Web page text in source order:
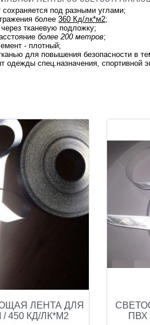
под разными углами;
более360 Кд/лк*м2;
тканевую подложку;
более 200 метров;
- плотный;
для повышения безопасности в
спец.назначения, спортивной
ЛЕНТА ДЛЯ
450 КД/ЛК*М2
ПВХ